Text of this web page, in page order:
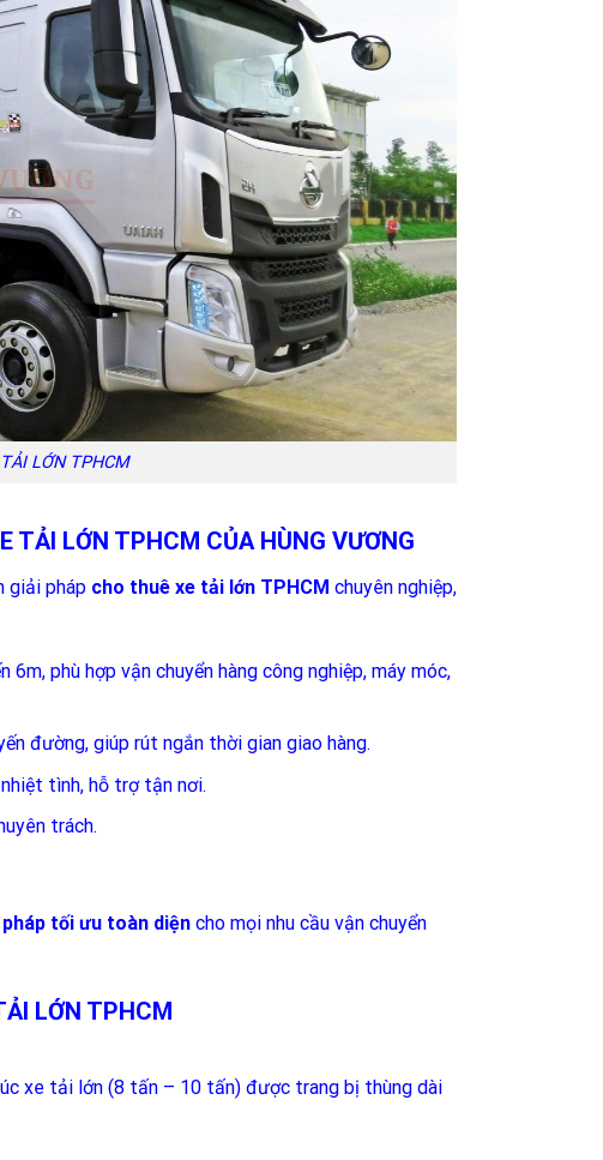
LỚN TPHCM
TẢI LỚN TPHCM CỦA HÙNG VƯƠNG
giải pháp cho thuê xe tải lớn TPHCM chuyên nghiệp,
6m, phù hợp vận chuyển hàng công nghiệp, máy móc,
đường, giúp rút ngắn thời gian giao hàng.
tình, hỗ trợ tận nơi.
trách.
tối ưu toàn diệncho mọi nhu cầu vận chuyển
LỚN TPHCM
xe tải lớn (8 tấn – 10 tấn) được trang bị thùng dài